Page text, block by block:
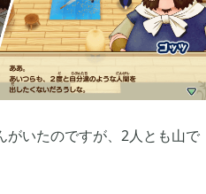
がいたのですが、2人とも山で